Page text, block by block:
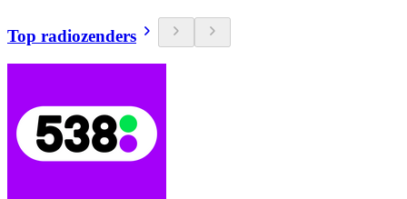
Top radiozenders